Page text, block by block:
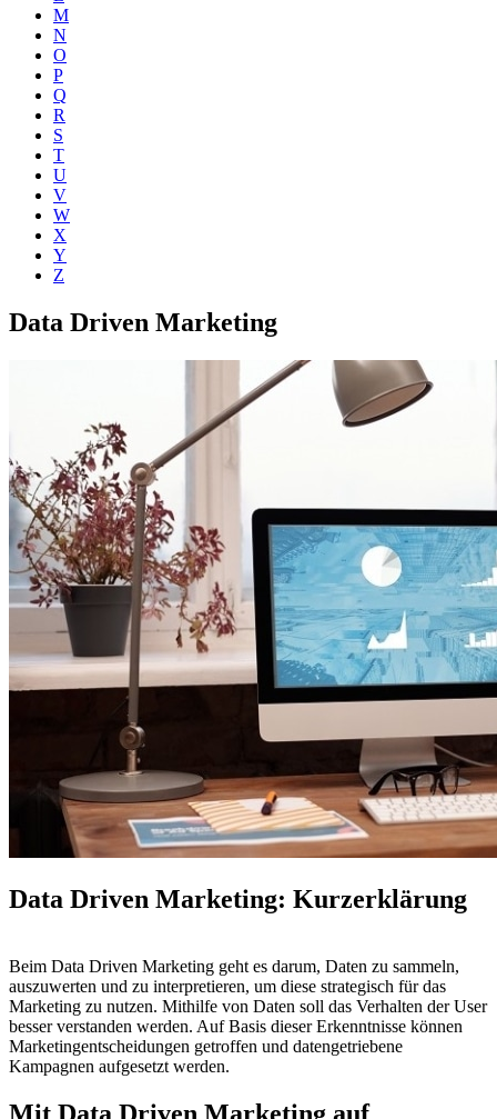
M
N
O
P
Q
R
S
T
U
V
W
X
Y
Z
Data Driven Marketing
Data Driven Marketing: Kurzerklärung
Beim Data Driven Marketing geht es darum, Daten zu sammeln,
auszuwerten und zu interpretieren, um diese strategisch für das
Marketing zu nutzen. Mithilfe von Daten soll das Verhalten der User
besser verstanden werden. Auf Basis dieser Erkenntnisse können
Marketingentscheidungen getroffen und datengetriebene
Kampagnen aufgesetzt werden.
Mit Data Driven Marketing auf